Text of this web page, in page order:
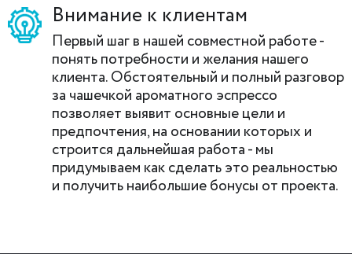
Внимание к клиентам
Первый шаг в нашей совместной работе -
понять потребности и желания нашего
клиента. Обстоятельный и полный разговор
за чашечкой ароматного эспрессо
позволяет выявит основные цели и
предпочтения, на основании которых и
строится дальнейшая работа - мы
придумываем как сделать это реальностью
и получить наибольшие бонусы от проекта.